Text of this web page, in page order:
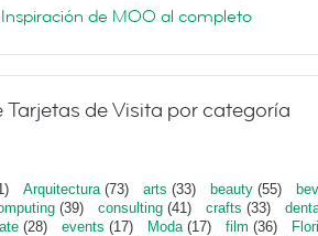
de MOO al completo
Tarjetas de Visita por categoría
Arquitectura(73) arts (33) beauty (55)
(39) consulting (41) crafts (33)
(28) events (17) Moda(17) film (36)